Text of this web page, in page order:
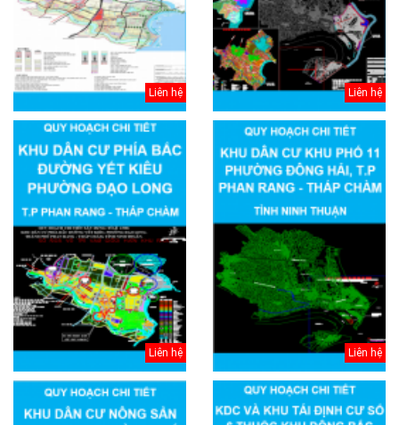
Liên hệ Liên hệ
Liên hệ Liên hệ